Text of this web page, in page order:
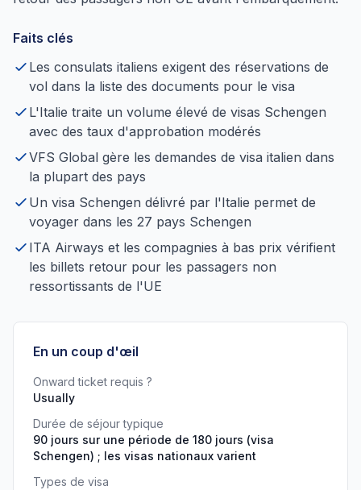
Faits clés
Les consulats italiens exigent des réservations de
vol dans la liste des documents pour le visa
L'Italie traite un volume élevé de visas Schengen
avec des taux d'approbation modérés
VFS Global gère les demandes de visa italien dans
la plupart des pays
Un visa Schengen délivré par l'Italie permet de
voyager dans les 27 pays Schengen
ITA Airways et les compagnies à bas prix vérifient
les billets retour pour les passagers non
ressortissants de l'UE
En un coup d'œil
Onward ticket requis ?
Usually
Durée de séjour typique
90 jours sur une période de 180 jours (visa
Schengen) ; les visas nationaux varient
Types de visa